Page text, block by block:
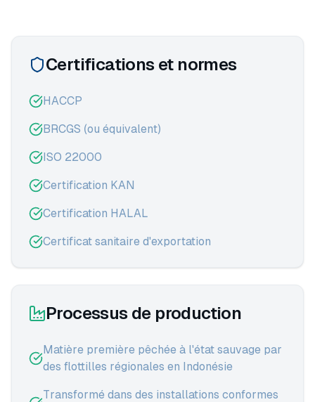
Certifications et normes
HACCP
BRCGS (ou équivalent)
ISO 22000
Certification KAN
Certification HALAL
Certificat sanitaire d'exportation
Processus de production
Matière première pêchée à l'état sauvage par
des flottilles régionales en Indonésie
Transformé dans des installations conformes